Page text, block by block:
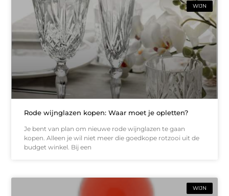
WIJN
Rode wijnglazen kopen: Waar moet je opletten?
Je bent van plan om nieuwe rode wijnglazen te gaan
kopen. Alleen je wil niet meer die goedkope rotzooi uit de
budget winkel. Bij een
WIJN